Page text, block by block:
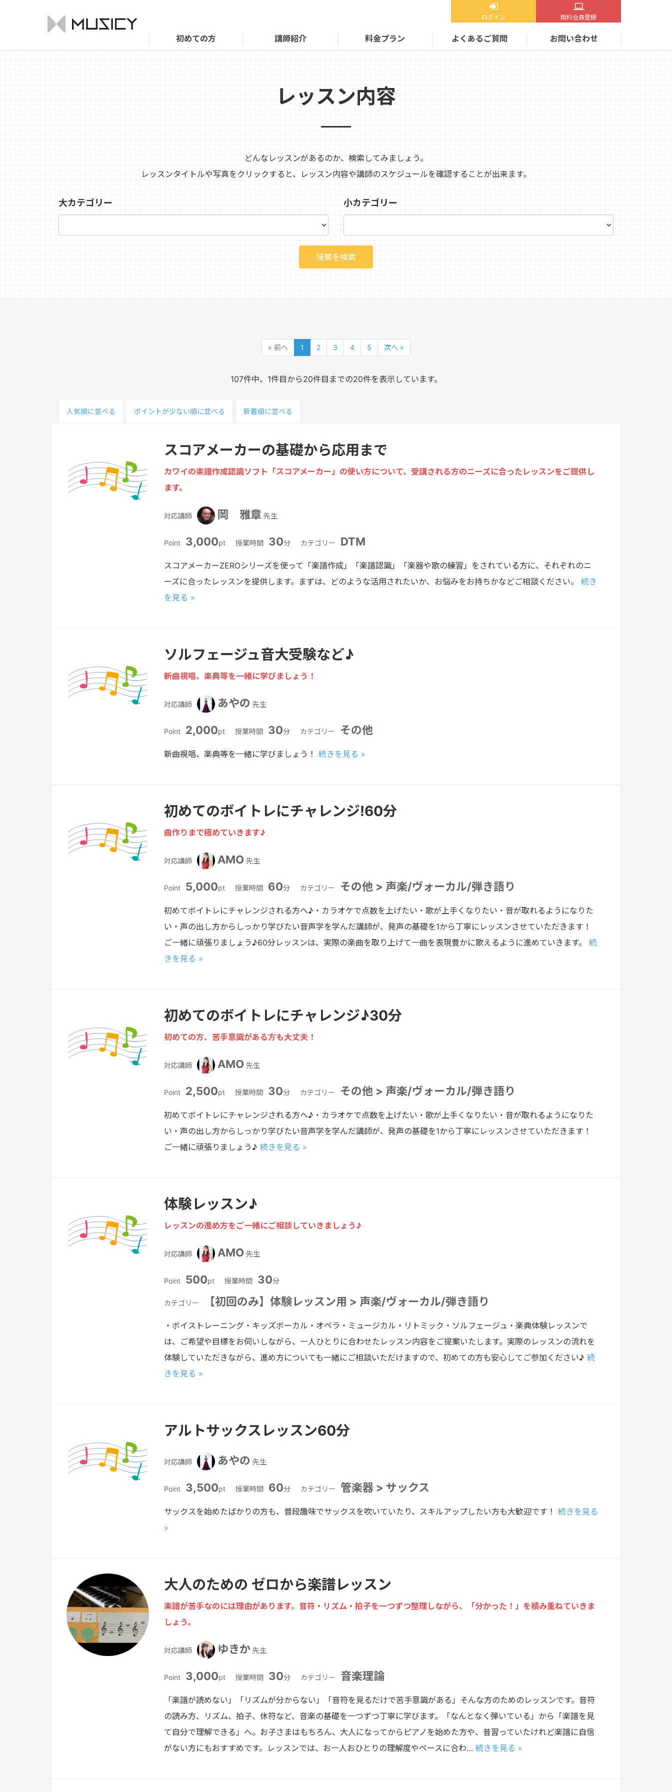
ログイン 無料会員登録
初めての方 講師紹介 料金プラン よくあるご質問 お問い合わせ
レッスン内容
どんなレッスンがあるのか、検索してみましょう。
レッスンタイトルや写真をクリックすると、レッスン内容や講師のスケジュールを確認することが出来ます。
大カテゴリー 小カテゴリー
« 前へ 1 2 3 4 5 次へ »
107件中、1件目から20件目までの20件を表示しています。
人気順に並べる ポイントが少ない順に並べる 新着順に並べる
スコアメーカーの基礎から応用まで
カワイの楽譜作成認識ソフト「スコアメーカー」の使い方について、受講される方のニーズに合ったレッスンをご提供し
ます。
対応講師 岡 雅章 先生
Point 3,000pt 授業時間 30分 カテゴリー DTM
スコアメーカーZEROシリーズを使って「楽譜作成」「楽譜認識」「楽器や歌の練習」をされている方に、それぞれのニ
ーズに合ったレッスンを提供します。まずは、どのような活用されたいか、お悩みをお持ちかなどご相談ください。 続き
を見る »
ソルフェージュ音大受験など♪
新曲視唱、楽典等を一緒に学びましょう！
対応講師 あやの 先生
Point 2,000pt 授業時間 30分 カテゴリー その他
新曲視唱、楽典等を一緒に学びましょう！ 続きを見る »
初めてのボイトレにチャレンジ!60分
曲作りまで極めていきます♪
対応講師 AMO 先生
Point 5,000pt 授業時間 60分 カテゴリー その他 > 声楽/ヴォーカル/弾き語り
初めてボイトレにチャレンジされる方へ♪・カラオケで点数を上げたい・歌が上手くなりたい・音が取れるようになりた
い・声の出し方からしっかり学びたい音声学を学んだ講師が、発声の基礎を1から丁寧にレッスンさせていただきます！
ご一緒に頑張りましょう♪60分レッスンは、実際の楽曲を取り上げて一曲を表現豊かに歌えるように進めていきます。 続
きを見る »
初めてのボイトレにチャレンジ♪30分
初めての方、苦手意識がある方も大丈夫！
対応講師 AMO 先生
Point 2,500pt 授業時間 30分 カテゴリー その他 > 声楽/ヴォーカル/弾き語り
初めてボイトレにチャレンジされる方へ♪・カラオケで点数を上げたい・歌が上手くなりたい・音が取れるようになりた
い・声の出し方からしっかり学びたい音声学を学んだ講師が、発声の基礎を1から丁寧にレッスンさせていただきます！
ご一緒に頑張りましょう♪ 続きを見る »
体験レッスン♪
レッスンの進め方をご一緒にご相談していきましょう♪
対応講師 AMO 先生
Point 500pt 授業時間 30分
カテゴリー 【初回のみ】体験レッスン用 > 声楽/ヴォーカル/弾き語り
・ボイストレーニング・キッズボーカル・オペラ・ミュージカル・リトミック・ソルフェージュ・楽典体験レッスンで
は、ご希望や目標をお伺いしながら、一人ひとりに合わせたレッスン内容をご提案いたします。実際のレッスンの流れを
体験していただきながら、進め方についても一緒にご相談いただけますので、初めての方も安心してご参加ください♪ 続
きを見る »
アルトサックスレッスン60分
対応講師 あやの 先生
Point 3,500pt 授業時間 60分 カテゴリー 管楽器 > サックス
サックスを始めたばかりの方も、普段趣味でサックスを吹いていたり、スキルアップしたい方も大歓迎です！ 続きを見る
»
大人のための ゼロから楽譜レッスン
楽譜が苦手なのには理由があります。音符・リズム・拍子を一つずつ整理しながら、「分かった！」を積み重ねていきま
しょう。
対応講師 ゆきか先生
Point 3,000pt 授業時間 30分 カテゴリー 音楽理論
「楽譜が読めない」「リズムが分からない」「音符を見るだけで苦手意識がある」そんな方のためのレッスンです。音符
の読み方、リズム、拍子、休符など、音楽の基礎を一つずつ丁寧に学びます。「なんとなく弾いている」から「楽譜を見
て自分で理解できる」へ。お子さまはもちろん、大人になってからピアノを始めた方や、昔習っていたけれど楽譜に自信
がない方にもおすすめです。レッスンでは、お一人おひとりの理解度やペースに合わ… 続きを見る »